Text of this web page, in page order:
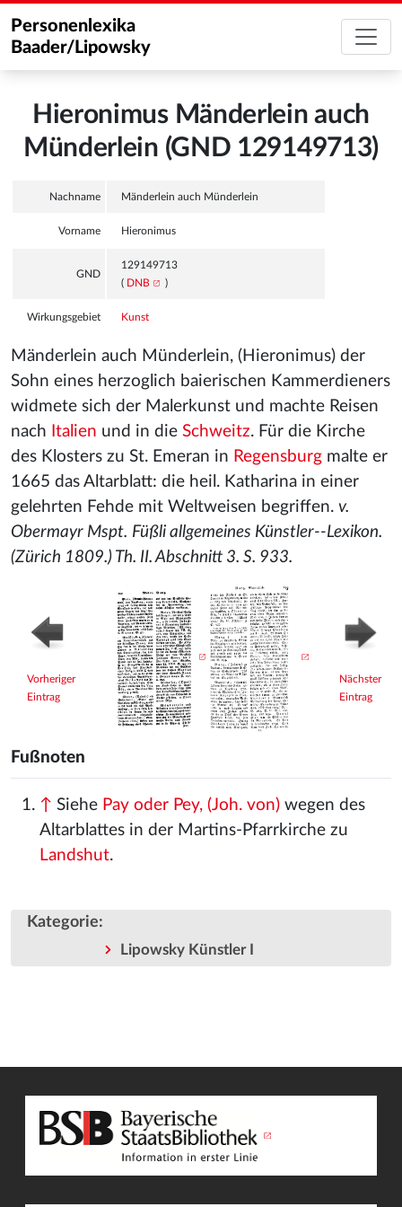
Personenlexika
Baader/Lipowsky
Hieronimus Mänderlein auch
Münderlein (GND 129149713)
Nachname Mänderlein auch Münderlein
Vorname Hieronimus
GND
129149713
( DNB )
Wirkungsgebiet Kunst
Mänderlein auch Münderlein, (Hieronimus) der
Sohn eines herzoglich baierischen Kammerdieners
widmete sich der Malerkunst und machte Reisen
nach Italien und in die Schweitz. Für die Kirche
des Klosters zu St. Emeran in Regensburg malte er
1665 das Altarblatt: die heil. Katharina in einer
gelehrten Fehde mit Weltweisen begriffen. v.
Obermayr Mspt. Füßli allgemeines Künstler--Lexikon.
(Zürich 1809.) Th. II. Abschnitt 3. S. 933.
Vorheriger
Eintrag
Nächster
Eintrag
Fußnoten
↑ Siehe Pay oder Pey, (Joh. von) wegen des
Altarblattes in der Martins-Pfarrkirche zu
Landshut.
Kategorie:
Lipowsky Künstler I